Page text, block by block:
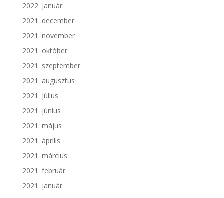
2022. január
2021. december
2021. november
2021. október
2021. szeptember
2021. augusztus
2021. július
2021. június
2021. május
2021. április
2021. március
2021. február
2021. január